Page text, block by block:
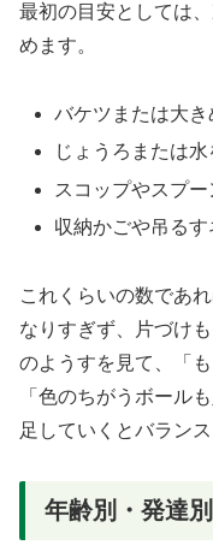
最初の目安としては
めます。
バケツまたは大
じょうろまたは
スコップやスプ
収納かごや吊る
これくらいの数であ
なりすぎず、片づけ
のようすを見て、「
「色のちがうボール
足していくとバラン
年齢別・発達